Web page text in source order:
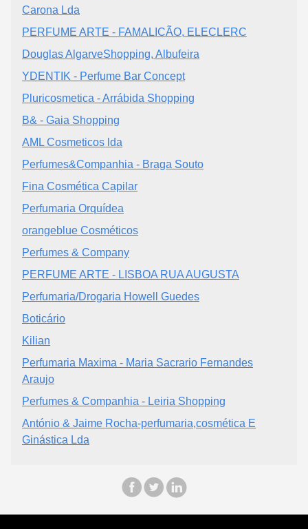
Carona Lda
PERFUME ARTE - FAMALICÃO, ELECLERC
Douglas AlgarveShopping, Albufeira
YDENTIK - Perfume Bar Concept
Pluricosmetica - Arrábida Shopping
B& - Gaia Shopping
AML Cosmeticos lda
Perfumes&Companhia - Braga Souto
Fina Cosmética Capilar
Perfumaria Orquídea
orangeblue Cosméticos
Perfumes & Company
PERFUME ARTE - LISBOA RUA AUGUSTA
Perfumaria/Drogaria Howell Guedes
Boticário
Kilian
Perfumaria Maxima - Maria Sacrario Fernandes
Araujo
Perfumes & Companhia - Leiria Shopping
António & Jaime Rocha-perfumaria,cosmética E
Ginástica Lda